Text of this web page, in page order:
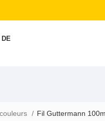
DE
Fil Guttermann